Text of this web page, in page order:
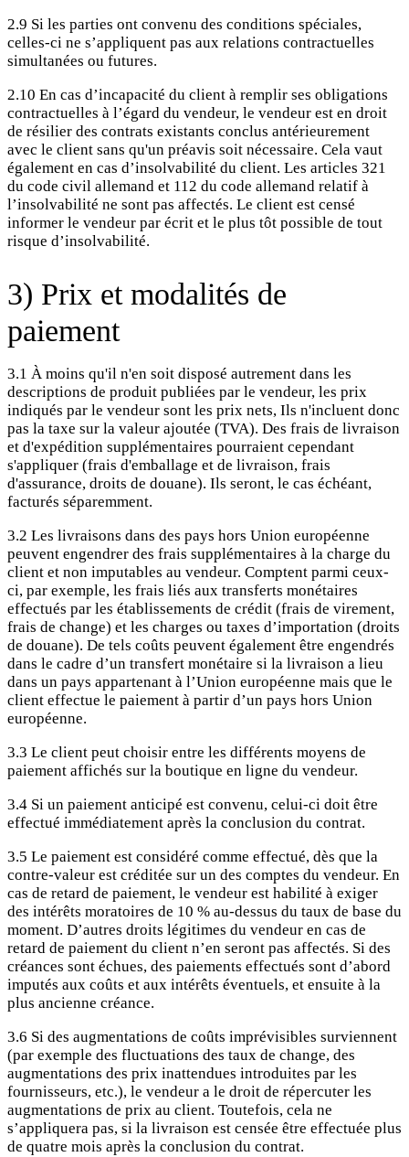
2.9 Si les parties ont convenu des conditions spéciales,
celles-ci ne s’appliquent pas aux relations contractuelles
simultanées ou futures.
2.10 En cas d’incapacité du client à remplir ses obligations
contractuelles à l’égard du vendeur, le vendeur est en droit
de résilier des contrats existants conclus antérieurement
avec le client sans qu'un préavis soit nécessaire. Cela vaut
également en cas d’insolvabilité du client. Les articles 321
du code civil allemand et 112 du code allemand relatif à
l’insolvabilité ne sont pas affectés. Le client est censé
informer le vendeur par écrit et le plus tôt possible de tout
risque d’insolvabilité.
3) Prix et modalités de
paiement
3.1 À moins qu'il n'en soit disposé autrement dans les
descriptions de produit publiées par le vendeur, les prix
indiqués par le vendeur sont les prix nets, Ils n'incluent donc
pas la taxe sur la valeur ajoutée (TVA). Des frais de livraison
et d'expédition supplémentaires pourraient cependant
s'appliquer (frais d'emballage et de livraison, frais
d'assurance, droits de douane). Ils seront, le cas échéant,
facturés séparemment.
3.2 Les livraisons dans des pays hors Union européenne
peuvent engendrer des frais supplémentaires à la charge du
client et non imputables au vendeur. Comptent parmi ceux-
ci, par exemple, les frais liés aux transferts monétaires
effectués par les établissements de crédit (frais de virement,
frais de change) et les charges ou taxes d’importation (droits
de douane). De tels coûts peuvent également être engendrés
dans le cadre d’un transfert monétaire si la livraison a lieu
dans un pays appartenant à l’Union européenne mais que le
client effectue le paiement à partir d’un pays hors Union
européenne.
3.3 Le client peut choisir entre les différents moyens de
paiement affichés sur la boutique en ligne du vendeur.
3.4 Si un paiement anticipé est convenu, celui-ci doit être
effectué immédiatement après la conclusion du contrat.
3.5 Le paiement est considéré comme effectué, dès que la
contre-valeur est créditée sur un des comptes du vendeur. En
cas de retard de paiement, le vendeur est habilité à exiger
des intérêts moratoires de 10 % au-dessus du taux de base du
moment. D’autres droits légitimes du vendeur en cas de
retard de paiement du client n’en seront pas affectés. Si des
créances sont échues, des paiements effectués sont d’abord
imputés aux coûts et aux intérêts éventuels, et ensuite à la
plus ancienne créance.
3.6 Si des augmentations de coûts imprévisibles surviennent
(par exemple des fluctuations des taux de change, des
augmentations des prix inattendues introduites par les
fournisseurs, etc.), le vendeur a le droit de répercuter les
augmentations de prix au client. Toutefois, cela ne
s’appliquera pas, si la livraison est censée être effectuée plus
de quatre mois après la conclusion du contrat.